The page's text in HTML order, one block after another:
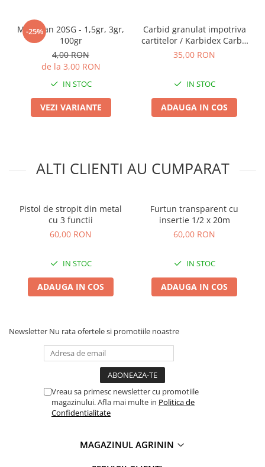
Diverse casa si gradina
Diverse depozitare
Echipament protectie gradina
Fir/Ata de legat
Foarfeci
Pila motofierastrau / drujba
Plase plante
Pompa de apa curata/murdara
Vinificatie
Lichidare STOC
Produse Bricolaj
Acumulatori si Incarcatoare
Baros / Ciocan / Topor
-25%
Mospilan 20SG - 1,5gr, 3gr,
100gr
4,00 RON
de la 3,00 RON
IN STOC
VEZI VARIANTE
Carbid granulat impotriva
cartitelor / Karbidex Carbit
pelete
35,00 RON
IN STOC
ADAUGA IN COS
ALTI CLIENTI AU CUMPARAT
Pistol de stropit din metal
cu 3 functii
60,00 RON
IN STOC
ADAUGA IN COS
Furtun transparent cu
insertie 1/2 x 20m
60,00 RON
IN STOC
ADAUGA IN COS
Newsletter Nu rata ofertele si promotiile noastre
Vreau sa primesc newsletter cu promotiile
magazinului. Afla mai multe in Politica de
Confidentialitate
MAGAZINUL AGRININ